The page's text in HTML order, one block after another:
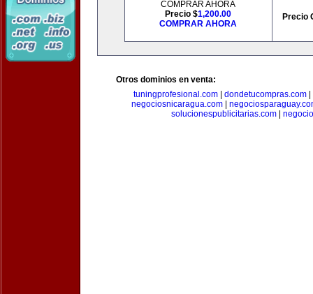
COMPRAR AHORA
Precio $1,200.00
COMPRAR AHORA
Precio
Otros dominios en venta:
tuningprofesional.com| dondetucompras.com|
negociosnicaragua.com
solucionespublicitarias.com|